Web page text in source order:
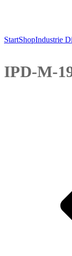
StartShopIndustrie
IPD-M-